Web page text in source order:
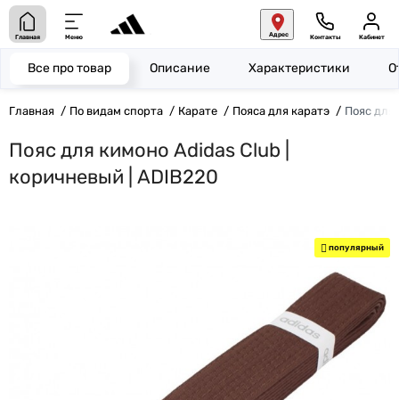
Главная Меню Адрес Контакты Кабинет
Главная По видам спорта Карате Пояса для каратэ Пояс для
Пояс для кимоно Adidas Club |
коричневый | ADIB220
Все про товар Описание Характеристики
популярный